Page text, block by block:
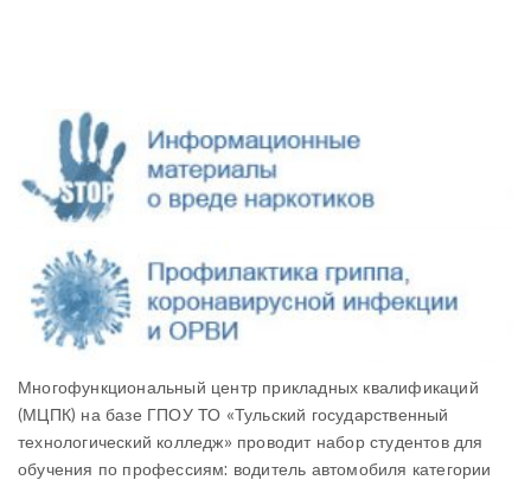
Многофункциональный центр прикладных квалификаций
(МЦПК) на базе ГПОУ ТО «Тульский государственный
технологический колледж» проводит набор студентов для
обучения по профессиям: водитель автомобиля категории